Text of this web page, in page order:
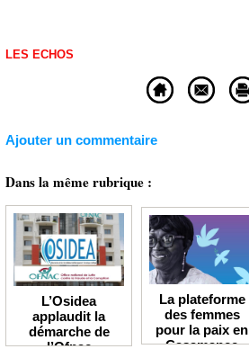
LES ECHOS
Ajouter un commentaire
Dans la même rubrique :
L’Osidea
applaudit la
démarche de
La plateforme
des femmes
pour la paix en
Casamance